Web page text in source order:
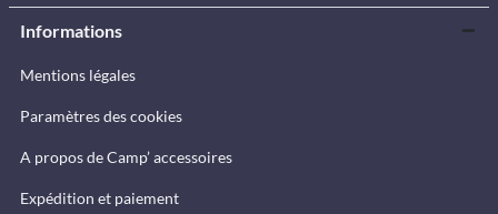
Informations
Mentions légales
Paramètres des cookies
A propos de Camp’ accessoires
Expédition et paiement